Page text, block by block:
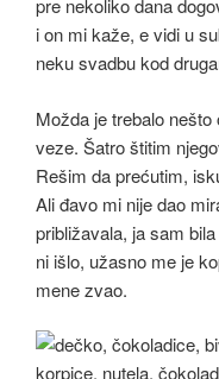
pre nekoliko dana
i on mi kaže, e vidi u
neku svadbu kod
Možda je trebalo
veze. Šatro štitim
Rešim da prećutim,
Ali đavo mi nije dao
približavala, ja sam
ni išlo, užasno me je
mene zvao.